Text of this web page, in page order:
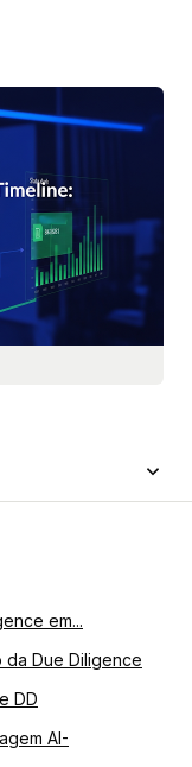
em...
da Due Diligence
DD
AI-